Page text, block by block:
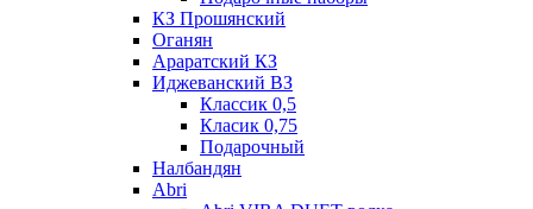
КЗ Прошянский
Оганян
Араратский КЗ
Иджеванский ВЗ
Классик 0,5
Класик 0,75
Подарочный
Налбандян
Abri